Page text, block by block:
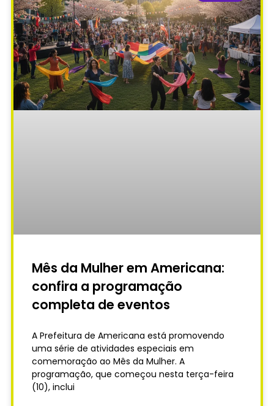
Mês da Mulher em Americana:
confira a programação
completa de eventos
A Prefeitura de Americana está promovendo
uma série de atividades especiais em
comemoração ao Mês da Mulher. A
programação, que começou nesta terça-feira
(10), inclui